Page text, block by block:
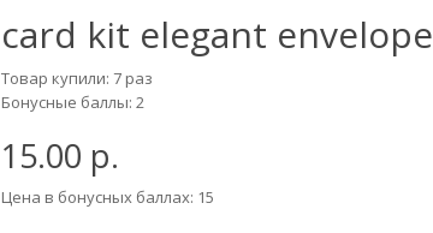
card kit elegant envelope
Товар купили: 7 раз
Бонусные баллы: 2
15.00 р.
Цена в бонусных баллах: 15